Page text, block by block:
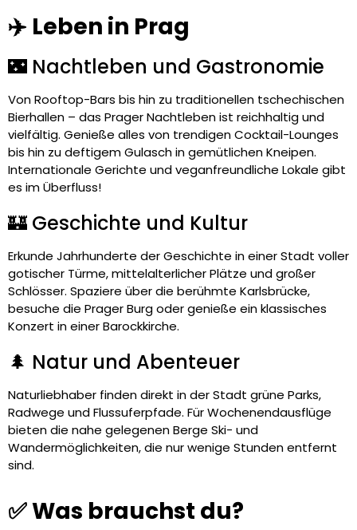
✈️ Leben in Prag
🌃 Nachtleben und Gastronomie
Von Rooftop-Bars bis hin zu traditionellen tschechischen
Bierhallen – das Prager Nachtleben ist reichhaltig und
vielfältig. Genieße alles von trendigen Cocktail-Lounges
bis hin zu deftigem Gulasch in gemütlichen Kneipen.
Internationale Gerichte und veganfreundliche Lokale gibt
es im Überfluss!
🏰 Geschichte und Kultur
Erkunde Jahrhunderte der Geschichte in einer Stadt voller
gotischer Türme, mittelalterlicher Plätze und großer
Schlösser. Spaziere über die berühmte Karlsbrücke,
besuche die Prager Burg oder genieße ein klassisches
Konzert in einer Barockkirche.
🌲 Natur und Abenteuer
Naturliebhaber finden direkt in der Stadt grüne Parks,
Radwege und Flussuferpfade. Für Wochenendausflüge
bieten die nahe gelegenen Berge Ski- und
Wandermöglichkeiten, die nur wenige Stunden entfernt
sind.
✅ Was brauchst du?